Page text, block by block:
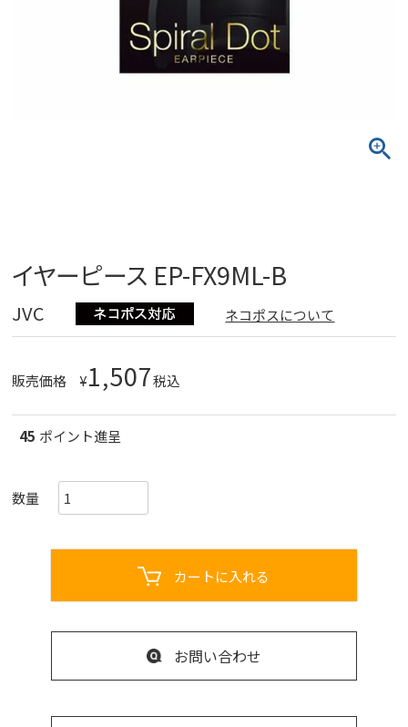
イヤーピース EP-FX9ML-B
JVC ネコポスについて
販売価格 ¥1,507税込
45 ポイント進呈
カートに入れる
お問い合わせ